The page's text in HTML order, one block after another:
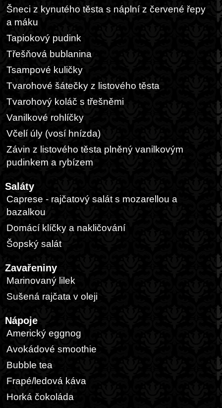
Šneci z kynutého těsta s náplní z červené řepy
a máku
Tapiokový pudink
Třešňová bublanina
Tsampové kuličky
Tvarohové šátečky z listového těsta
Tvarohový koláč s třešněmi
Vanilkové rohlíčky
Včelí úly (vosí hnízda)
Závin z listového těsta plněný vanilkovým
pudinkem a rybízem
Saláty
Caprese - rajčatový salát s mozarellou a
bazalkou
Domácí klíčky a nakličování
Šopský salát
Zavařeniny
Marinovaný lilek
Sušená rajčata v oleji
Nápoje
Americký eggnog
Avokádové smoothie
Bubble tea
Frapé/ledová káva
Horká čokoláda